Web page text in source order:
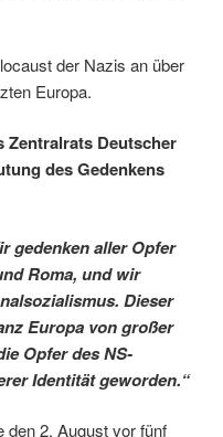
der Nazis an über
Europa.
Zentralrats Deutscher
des Gedenkens
gedenken aller Opfer
Roma, und wir
Dieser
Europa von großer
Opfer des NS-
Identität geworden.“
den 2. August vor fünf